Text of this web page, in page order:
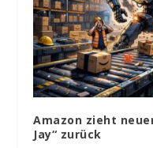
Amazon zieht
Jay“ zurück